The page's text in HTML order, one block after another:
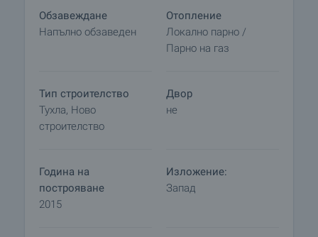
• Ски под наем
• Закрит басейн
• Сауна и парна баня
• Процедури за тяло
• Пилинг процедури
• Пешеходен туризъм
• Езда
Обзавеждане
Напълно обзаведен
Отопление
Локално парно /
Парно на газ
Тип строителство
Тухла, Ново
строителство
Двор
не
Година на
построяване
2015
Изложение:
Запад